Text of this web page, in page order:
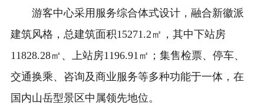
游客中心采用服务综合体式设计，融合新徽派
建筑风格，总建筑面积15271.2㎡，其中下站房
11828.28㎡、上站房1196.91㎡；集售检票、停车、
交通换乘、咨询及商业服务等多种功能于一体，在
国内山岳型景区中属领先地位。